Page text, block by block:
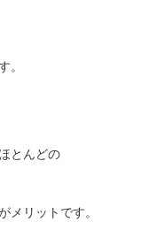
。
とんどの
メリットです。